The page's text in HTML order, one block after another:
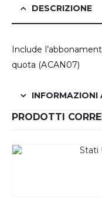
DESCRIZIONE
Include
quota (ACAN07)
INFORMAZIONI
PRODOTTI